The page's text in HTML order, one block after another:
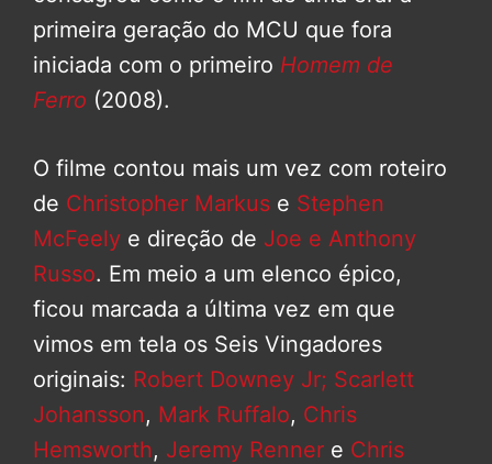
primeira geração do MCU que fora
iniciada com o primeiro Homem de
Ferro (2008).
O filme contou mais um vez com roteiro
de Christopher Markus e Stephen
McFeely e direção de Joe e Anthony
Russo. Em meio a um elenco épico,
ficou marcada a última vez em que
vimos em tela os Seis Vingadores
originais: Robert Downey Jr; Scarlett
Johansson, Mark Ruffalo, Chris
Hemsworth, Jeremy Renner e Chris